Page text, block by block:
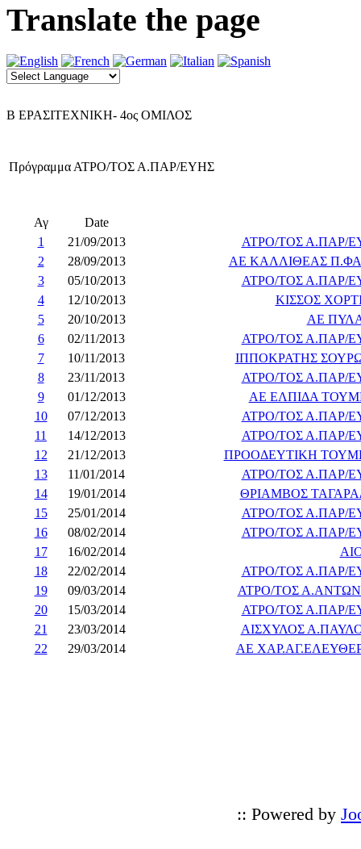
Translate the page
Β ΕΡΑΣΙΤΕΧΝΙΚΗ- 4ος ΟΜΙΛΟΣ
Πρόγραμμα ΑΤΡΟ/ΤΟΣ Α.ΠΑΡ/ΕΥΗΣ
Αγ
Date
1
21/09/2013
ΑΤΡΟ/ΤΟΣ Α.ΠΑΡ/
2
28/09/2013
ΑΕ ΚΑΛΛΙΘΕΑΣ
3
05/10/2013
ΑΤΡΟ/ΤΟΣ Α.ΠΑΡ/
4
12/10/2013
ΚΙΣΣΟΣ
5
20/10/2013
ΑΕ
6
02/11/2013
ΑΤΡΟ/ΤΟΣ Α.ΠΑΡ/
7
10/11/2013
ΙΠΠΟΚΡΑΤΗΣ
8
23/11/2013
ΑΤΡΟ/ΤΟΣ Α.ΠΑΡ/
9
01/12/2013
ΑΕ ΕΛΠΙΔΑ
10
07/12/2013
ΑΤΡΟ/ΤΟΣ Α.ΠΑΡ/
11
14/12/2013
ΑΤΡΟ/ΤΟΣ Α.ΠΑΡ/
12
21/12/2013
ΠΡΟΟΔΕΥΤΙΚΗ
13
11/01/2014
ΑΤΡΟ/ΤΟΣ Α.ΠΑΡ/
14
19/01/2014
ΘΡΙΑΜΒΟΣ
15
25/01/2014
ΑΤΡΟ/ΤΟΣ Α.ΠΑΡ/
16
08/02/2014
ΑΤΡΟ/ΤΟΣ Α.ΠΑΡ/
17
16/02/2014
18
22/02/2014
ΑΤΡΟ/ΤΟΣ Α.ΠΑΡ/
19
09/03/2014
ΑΤΡΟ/ΤΟΣ
20
15/03/2014
ΑΤΡΟ/ΤΟΣ Α.ΠΑΡ/
21
23/03/2014
ΑΙΣΧΥΛΟΣ
22
29/03/2014 ΑΕ
:: Powered by